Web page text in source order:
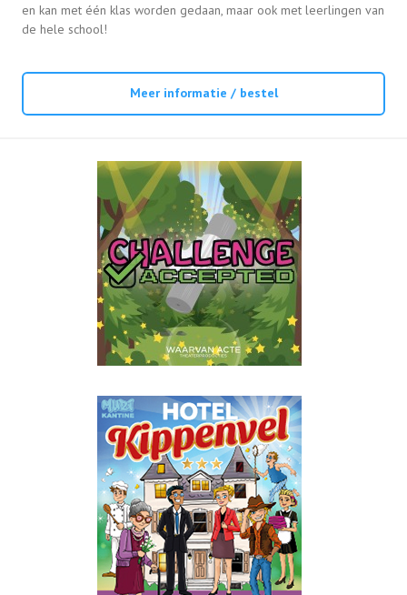
en kan met één klas worden gedaan, maar ook met leerlingen van
de hele school!
Meer informatie / bestel